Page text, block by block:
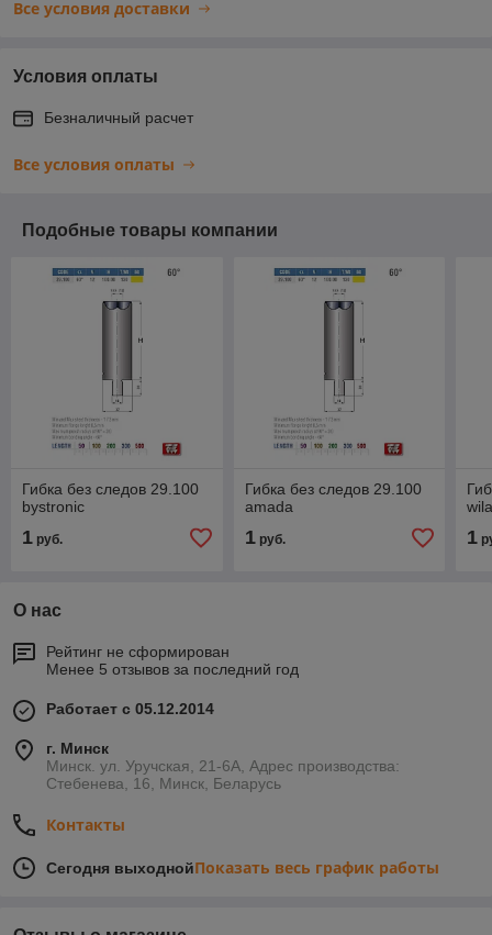
Все условия доставки
Условия оплаты
Безналичный расчет
Все условия оплаты
Подобные товары компании
Гибка без следов 29.100
bystronic
1 руб.
Гибка без следов 29.100
amada
1руб. 1
О нас
Рейтинг не сформирован
Менее 5 отзывов за последний год
Работает с 05.12.2014
г. Минск
Минск. ул. Уручская, 21-6А, Адрес производства:
Стебенева, 16, Минск, Беларусь
Контакты
Сегодня выходнойПоказать весь график работы